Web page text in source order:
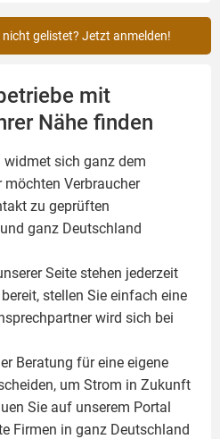
gelistet? Jetzt anmelden!
mit
Nähe finden
sich ganz dem
möchten Verbraucher
zu geprüften
ganz Deutschland
Seite stehen jederzeit
stellen Sie einfach eine
wird sich bei
Beratung für eine eigene
um Strom in Zukunft
Sie auf unserem Portal
Firmen in ganz Deutschland